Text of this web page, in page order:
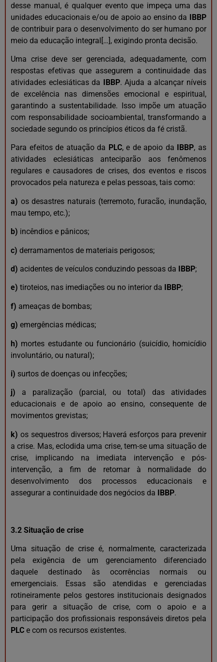
desse manual, é qualquer evento que impeça uma das
unidades educacionais e/ou de apoio ao ensino da IBBP
de contribuir para o desenvolvimento do ser humano por
meio da educação integral[…], exigindo pronta decisão.
Uma crise deve ser gerenciada, adequadamente, com
respostas efetivas que assegurem a continuidade das
atividades eclesiáticas da IBBP. Ajuda a alcançar níveis
de excelência nas dimensões emocional e espiritual,
garantindo a sustentabilidade. Isso impõe um atuação
com responsabilidade socioambiental, transformando a
sociedade segundo os princípios éticos da fé cristã.
Para efeitos de atuação da PLC, e de apoio da IBBP, as
atividades eclesiáticas anteciparão aos fenômenos
regulares e causadores de crises, dos eventos e riscos
provocados pela natureza e pelas pessoas, tais como:
a) os desastres naturais (terremoto, furacão, inundação,
mau tempo, etc.);
b) incêndios e pânicos;
c) derramamentos de materiais perigosos;
d) acidentes de veículos conduzindo pessoas da IBBP;
e) tiroteios, nas imediações ou no interior da IBBP;
f) ameaças de bombas;
g) emergências médicas;
h) mortes estudante ou funcionário (suicídio, homicídio
involuntário, ou natural);
i) surtos de doenças ou infecções;
j) a paralização (parcial, ou total) das atividades
educacionais e de apoio ao ensino, consequente de
movimentos grevistas;
k) os sequestros diversos; Haverá esforços para prevenir
a crise. Mas, eclodida uma crise, tem-se uma situação de
crise, implicando na imediata intervenção e pós-
intervenção, a fim de retornar à normalidade do
desenvolvimento dos processos educacionais e
assegurar a continuidade dos negócios da IBBP.
3.2 Situação de crise
Uma situação de crise é, normalmente, caracterizada
pela exigência de um gerenciamento diferenciado
daquele destinado às ocorrências normais ou
emergenciais. Essas são atendidas e gerenciadas
rotineiramente pelos gestores institucionais designados
para gerir a situação de crise, com o apoio e a
participação dos profissionais responsáveis diretos pela
PLC e com os recursos existentes.